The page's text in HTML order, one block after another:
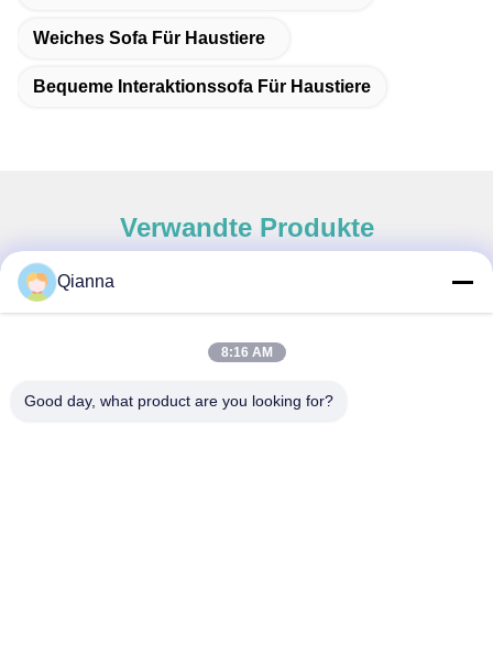
Weiches Sofa Für Haustiere
Bequeme Interaktionssofa Für Haustiere
Verwandte Produkte
Adresse
Qianna
8:16 AM
Good day, what product are you looking for?